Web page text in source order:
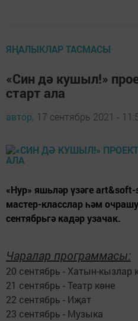
ЯҢАЛЫКЛАР ТАСМАСЫ
«Син дә кушыл!»
старт ала
автор, 17 сентябрь 2021 -
«Нур» яшьләр үзәге
мастер-класслар һәм
сентябрьгә кадәр узачак.
Чаралар программасы:
20 сентябрь - Хатын-кызлар
21 сентябрь - Театр көне
22 сентябрь - Иҗат
23 сентябрь - Музыка